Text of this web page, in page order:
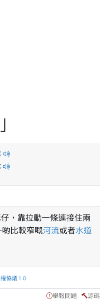
，靠拉動一條連接住兩
比較窄嘅河流或者水道
協議 1.0
舉報問題 源碼